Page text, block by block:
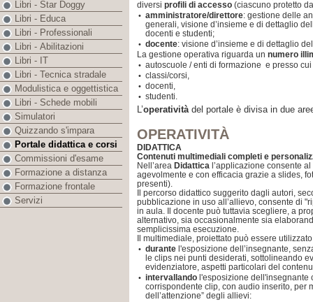
diversi profili di accesso (ciascuno protetto
• amministratore/direttore: gestione delle
generali, visione d’insieme e di dettaglio
docenti e studenti;
• docente: visione d’insieme e di dettaglio
La gestione operativa riguarda un numero
• autoscuole / enti di formazione e presso
• classi/corsi,
• docenti,
• studenti.
L’operativitàdel portale è divisa in due
OPERATIVITÀ
DIDATTICA
Contenuti multimediali completi e
Nell’area Didattica l’applicazione consente
agevolmente e con efficacia grazie a slides,
presenti).
Il percorso didattico suggerito dagli autori,
pubblicazione in uso all’allievo, consente di
in aula. Il docente può tuttavia scegliere, a
alternativo, sia occasionalmente sia
semplicissima esecuzione.
Il multimediale, proiettato può essere
• durante l'esposizione dell’insegnante,
le clips nei punti desiderati, sottolineando
evidenziatore, aspetti particolari del
• intervallando l'esposizione dell'insegnante
corrispondente clip, con audio inserito, per
dell’attenzione” degli allievi:
Libri - Star Doggy
Libri - Educa
Libri - Professionali
Libri - Abilitazioni
Libri - IT
Libri - Tecnica stradale
Modulistica e oggettistica
Libri - Schede mobili
Simulatori
Quizzando s'impara
Portale didattica e corsi
Commissioni d'esame
Formazione a distanza
Formazione frontale
Servizi